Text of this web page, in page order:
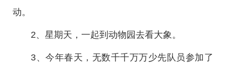
动。
2、星期天，一起到动物园去看大象。
3、今年春天，无数千千万万少先队员参加了